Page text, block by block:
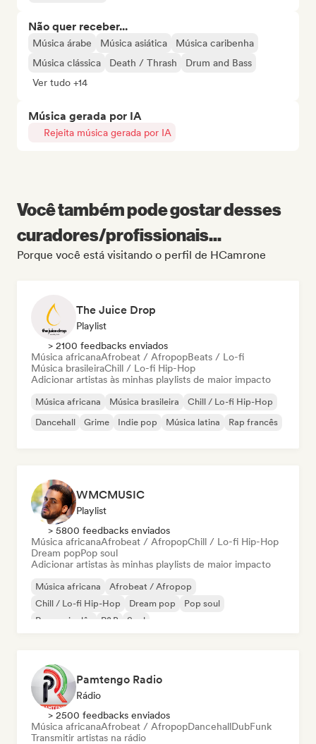
Não quer receber...
Música árabe Música asiática
Música caribenha
Música clássica
Death / Thrash
Drum and Bass
Ver tudo +14
Música gerada por IA
Rejeita música gerada por IA
Você também pode gostar desses
curadores/profissionais...
Porque você está visitando o perfil de HCamrone
The Juice Drop
Playlist
> 2100 feedbacks enviados
Música africanaAfrobeat / AfropopBeats / Lo-fi
Música brasileiraChill / Lo-fi Hip-Hop
Adicionar artistas às minhas playlists de maior impacto
Música africana Música brasileira
Chill / Lo-fi Hip-Hop
Dancehall
Grime Indie pop Música latina Rap francês
WMCMUSIC
Playlist
> 5800 feedbacks enviados
Música africanaAfrobeat / AfropopChill / Lo-fi Hip-Hop
Dream popPop soul
Adicionar artistas às minhas playlists de maior impacto
Música africana
Afrobeat / Afropop
Chill / Lo-fi Hip-Hop
Dream pop
Pop soul
Rap em inglês
R&B Soul
Pamtengo Radio
Rádio
> 2500 feedbacks enviados
Música africanaAfrobeat / AfropopDancehallDubFunk
Transmitir artistas na rádio